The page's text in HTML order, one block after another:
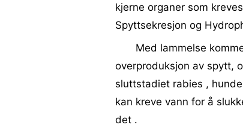
kjerne organer som
Spyttsekresjon og
Med lammelse
overproduksjon av spytt,
sluttstadiet rabies ,
kan kreve vann for å
det .